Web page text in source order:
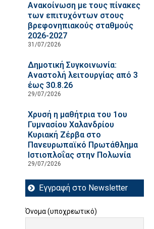
Ανακοίνωση με τους πίνακες
των επιτυχόντων στους
βρεφονηπιακούς σταθμούς
2026-2027
31/07/2026
Δημοτική Συγκοινωνία:
Αναστολή λειτουργίας από 3
έως 30.8.26
29/07/2026
Χρυσή η μαθήτρια του 1ου
Γυμνασίου Χαλανδρίου
Κυριακή Ζέρβα στο
Πανευρωπαϊκό Πρωτάθλημα
Ιστιοπλοΐας στην Πολωνία
29/07/2026
Εγγραφή στο Newsletter
Όνομα (υποχρεωτικό)